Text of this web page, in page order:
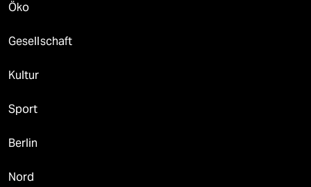
Öko
Gesellschaft
Kultur
Sport
Berlin
Nord